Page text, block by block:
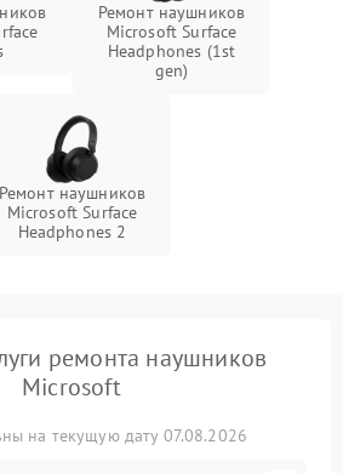
Ремонт наушников
Microsoft Surface
Headphones (1st
gen)
Ремонт наушников
Microsoft Surface
Headphones 2
ремонта наушников
Microsoft
на текущую дату 07.08.2026